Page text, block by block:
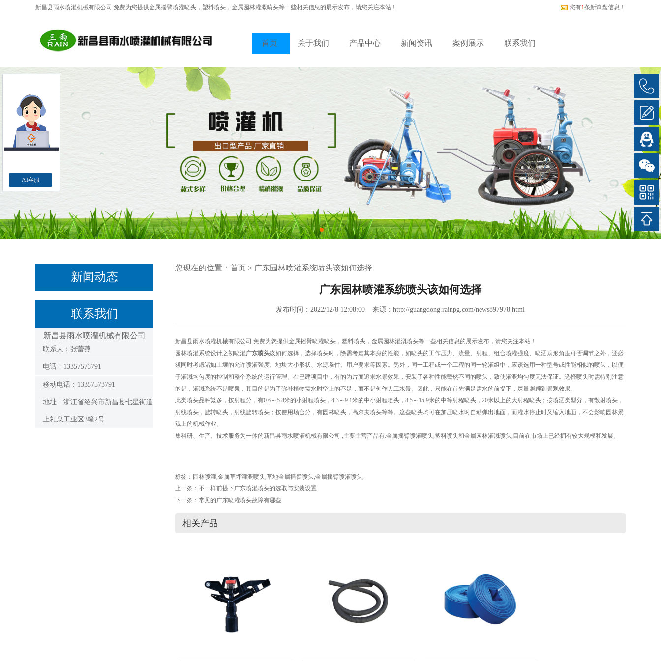
新昌县雨水喷灌机械有限公司 免费为您提供金属摇臂喷灌喷头 ，塑料喷头，金属园林灌溉喷头等一些相关信息的展示发布，请您关注本站！ 您有1条新询盘信息！
首页 关于我们 产品中心 新闻资讯 案例展示 联系我们
新闻动态
联系我们
新昌县雨水喷灌机械有限公司
联系人：张蕾燕
电话：13357573791
移动电话：13357573791
地址：浙江省绍兴市新昌县七星街道
上礼泉工业区3幢2号
您现在的位置： 首页 > 广东园林喷灌系统喷头该如何选择
广东园林喷灌系统喷头该如何选择
发布时间：2022/12/8 12:08:00 来源：http://guangdong.rainpg.com/news897978.html
新昌县雨水喷灌机械有限公司 免费为您提供金属摇臂喷灌喷头 ，塑料喷头，金属园林灌溉喷头等一些相关信息的展示发布，请您关注本站！
园林喷灌系统设计之初喷灌广东喷头该如何选择，选择喷头时，除需考虑其本身的性能，如喷头的工作压力、流量、射程、组合喷灌强度、喷洒扇形角度可否调节之外，还必
须同时考虑诸如土壤的允许喷灌强度、地块大小形状、水源条件、用户要求等因素。另外，同一工程或一个工程的同一轮灌组中，应该选用一种型号或性能相似的喷头，以便
于灌溉均匀度的控制和整个系统的运行管理。在已建项目中，有的为片面追求水景效果，安装了各种性能截然不同的喷头，致使灌溉均匀度无法保证。选择喷头时需特别注意
的是，灌溉系统不是喷泉，其目的是为了弥补植物需水时空上的不足，而不是创作人工水景。因此，只能在首先满足需水的前提下，尽量照顾到景观效果。
此类喷头品种繁多，按射程分，有0.6～5.8米的小射程喷头，4.3～9.1米的中小射程喷头，8.5～15.9米的中等射程喷头，20米以上的大射程喷头；按喷洒类型分，有散射喷头，
射线喷头，旋转喷头，射线旋转喷头；按使用场合分，有园林喷头，高尔夫喷头等等。这些喷头均可在加压喷水时自动弹出地面，而灌水停止时又缩入地面，不会影响园林景
观上的机械作业。
集科研、生产、技术服务为一体的新昌县雨水喷灌机械有限公司 ,主要主营产品有:金属摇臂喷灌喷头,塑料喷头和金属园林灌溉喷头,目前在市场上已经拥有较大规模和发展。
标签： 园林喷灌,金属草坪灌溉喷头,草地金属摇臂喷头,金属摇臂喷灌喷头,
上一条： 不一样前提下广东喷灌喷头的选取与安装设置
下一条： 常见的广东喷灌喷头故障有哪些
相关产品
AI客服